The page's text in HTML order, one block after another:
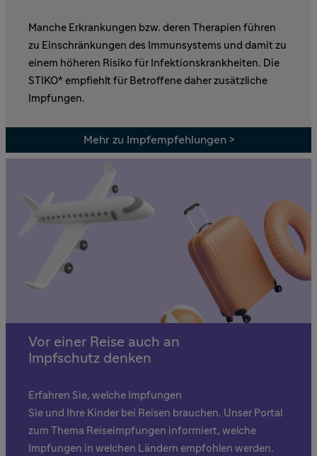
Manche Erkrankungen bzw. deren Therapien führen
zu Einschränkungen des Immunsystems und damit zu
einem höheren Risiko für Infektionskrankheiten. Die
STIKO* empfiehlt für Betroffene daher zusätzliche
Impfungen.
Mehr zu Impfempfehlungen >
Vor einer Reise auch an
Impfschutz denken
Erfahren Sie, welche Impfungen
Sie und Ihre Kinder bei Reisen brauchen. Unser Portal
zum Thema Reiseimpfungen informiert, welche
Impfungen in welchen Ländern empfohlen werden.